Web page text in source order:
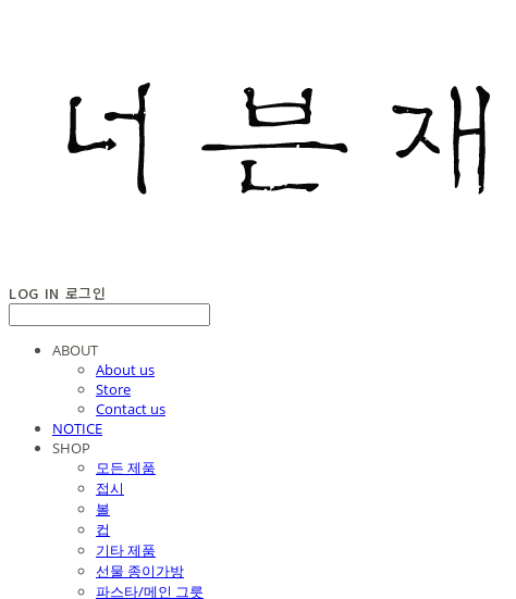
LOG IN 로그인
ABOUT
About us
Store
Contact us
NOTICE
SHOP
모든 제품
접시
볼
컵
기타 제품
선물 종이가방
파스타/메인 그릇